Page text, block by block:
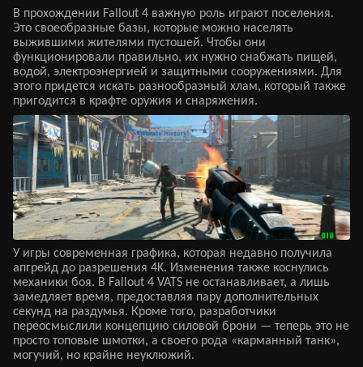
В прохождении Fallout 4 важную роль играют поселения.
Это своеобразные базы, которые можно населять
выжившими жителями пустошей. Чтобы они
функционировали правильно, их нужно снабжать пищей,
водой, электроэнергией и защитными сооружениями. Для
этого придется искать разнообразный хлам, который также
пригодится в крафте оружия и снаряжения.
У игры современная графика, которая недавно получила
апгрейд до разрешения 4K. Изменения также коснулись
механики боя. В Fallout 4 VATS не останавливает, а лишь
замедляет время, предоставляя пару дополнительных
секунд на раздумья. Кроме того, разработчики
переосмыслили концепцию силовой брони — теперь это не
просто топовые шмотки, а своего рода «карманный танк»,
могучий, но крайне неуклюжий.